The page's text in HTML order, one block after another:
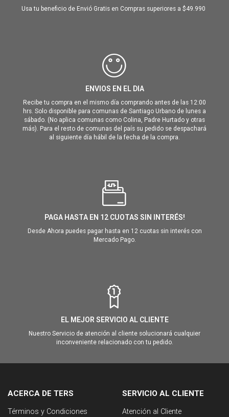
Usa tu beneficio de Envió Gratis en Compras superiores a $49.990
ENVIOS EN EL DIA
Recibe tu compra en el mismo día comprando antes de las 12:00
hrs. Solo disponible para comunas de Santiago Urbano de lunes a
sábado. (No aplica comunas como Colina, Padre Hurtado y otras
más). Para el resto de comunas del país su pedido se despachará
al siguiente día hábil de la fecha de la compra.
PAGA HASTA EN 12 CUOTAS SIN INTERÉS!
Desde Ahora puedes pagar hasta en 12 cuotas sin interés con
Mercado Pago.
EL MEJOR SERVICIO AL CLIENTE
Nuestro Servicio de atención al cliente solucionará cualquier
inconveniente relacionado con tu pedido.
ACERCA DE TERS
Términos y Condiciones
SERVICIO AL CLIENTE
Atención al Cliente